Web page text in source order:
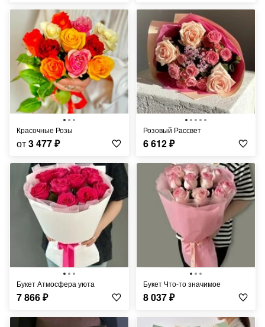
Красочные Розы
от3 477₽
Розовый Рассвет
6 612₽
Букет Атмосфера уюта
7 866₽
Букет Что-то значимое
8 037₽